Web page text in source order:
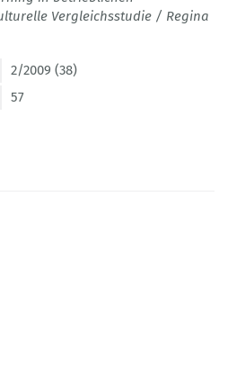
Vergleichsstudie / Regina
2/2009 (38)
57